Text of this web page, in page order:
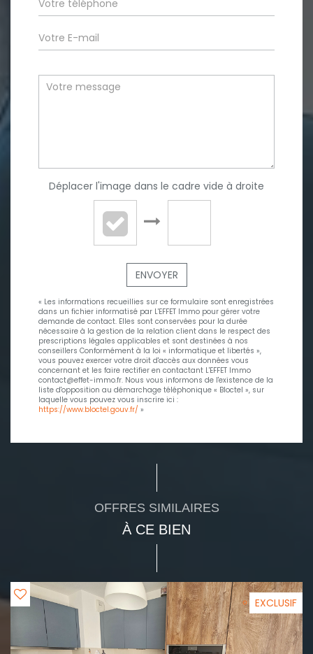
Déplacer l'image dans le cadre vide à droite
ENVOYER
« Les informations recueillies sur ce formulaire sont enregistrées
dans un fichier informatisé par L'EFFET Immo pour gérer votre
demande de contact. Elles sont conservées pour la durée
nécessaire à la gestion de la relation client dans le respect des
prescriptions légales applicables et sont destinées à nos
conseillers Conformément à la loi « informatique et libertés »,
vous pouvez exercer votre droit d'accès aux données vous
concernant et les faire rectifier en contactant L'EFFET Immo
contact@effet-immo.fr. Nous vous informons de l'existence de la
liste d'opposition au démarchage téléphonique « Bloctel », sur
laquelle vous pouvez vous inscrire ici :
https://www.bloctel.gouv.fr/ »
OFFRES SIMILAIRES
À CE BIEN
EXCLUSIF